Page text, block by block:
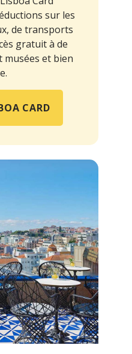
sur les
de transports
gratuit à de
et bien
CARD